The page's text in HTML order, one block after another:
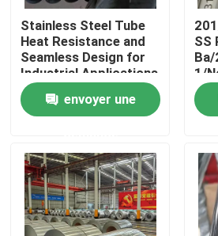
Contrôle de qualité
Contactez-nous
Nouvelles
Cas
tuyau sans couture de solides
Stainless Steel Tube
Heat Resistance and
Seamless Design for
Industrial Applications
envoyer une
SS
1/